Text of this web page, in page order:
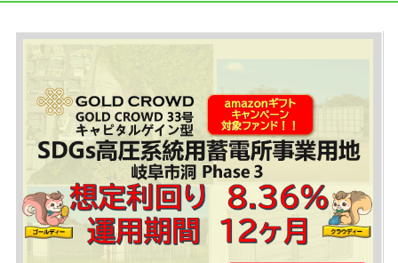
利用規約等
会員規約
プライバシーポリシー
情報セキュリティポリシー
ソーシャルメディアポリシー